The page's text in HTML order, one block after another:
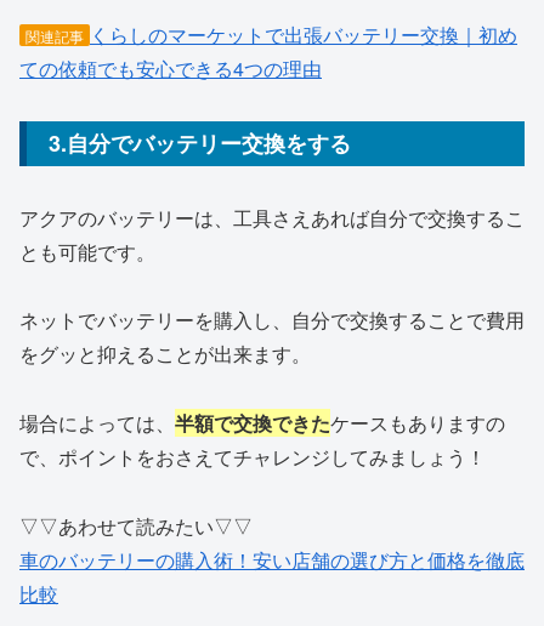
関連記事 くらしのマーケットで出張バッテリー交換｜初め
ての依頼でも安心できる4つの理由
3.自分でバッテリー交換をする
アクアのバッテリーは、工具さえあれば自分で交換するこ
とも可能です。
ネットでバッテリーを購入し、自分で交換することで費用
をグッと抑えることが出来ます。
場合によっては、 半額で交換できたケースもありますの
で、ポイントをおさえてチャレンジしてみましょう！
▽▽あわせて読みたい▽▽
車のバッテリーの購入術！安い店舗の選び方と価格を徹底
比較